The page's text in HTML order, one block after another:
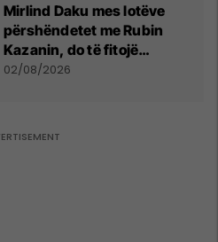
Mirlind Daku mes lotëve
përshëndetet me Rubin
Kazanin, do të fitojë
miliona te Spartak Moska
02/08/2026